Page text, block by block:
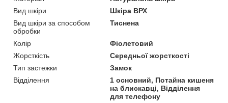
Вид шкіри
Шкіра ВРХ
Вид шкіри за способом
обробки
Тиснена
Колір
Фіолетовий
Жорсткість
Середньої жорсткості
Тип застежки
Замок
Відділення
1 основний, Потайна кишеня
на блискавці, Відділення
для телефону